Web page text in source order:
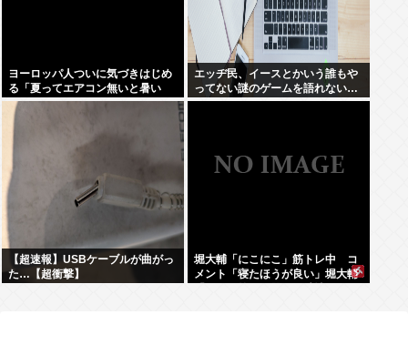
ヨーロッパ人ついに気づきはじめ
る「夏ってエアコン無いと暑い
わ」
エッヂ民、イースとかいう誰もや
ってない謎のゲームを語れない…
【超速報】USBケーブルが曲がっ
た…【超衝撃】
堀大輔「にこにこ」筋トレ中 コ
メント「寝たほうが良い」堀大輔